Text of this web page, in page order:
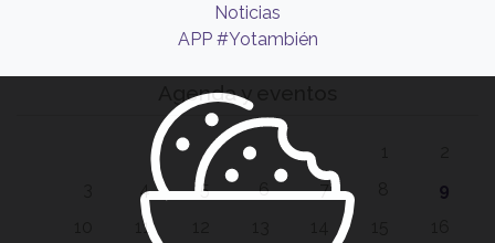
Noticias
APP #Yotambién
Agenda y eventos
4 5 6 7
9
11